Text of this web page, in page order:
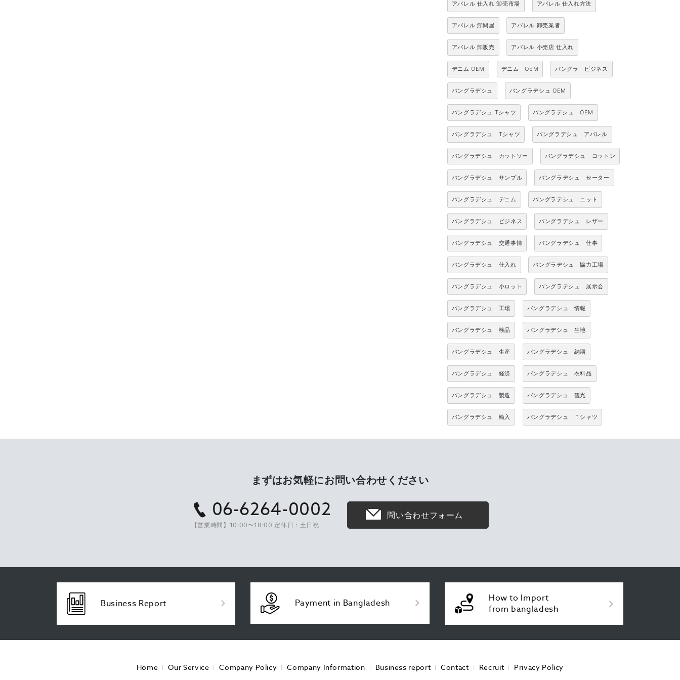
アパレル 仕入れ 卸売市場 アパレル 仕入れ方法
アパレル 卸問屋 アパレル 卸売業者
アパレル 卸販売 アパレル 小売店 仕入れ
デニム OEM デニム OEM バングラ ビジネス
バングラデシュ バングラデシュ OEM
バングラデシュ Tシャツ バングラデシュ OEM
バングラデシュ Tシャツ バングラデシュ アパレル
バングラデシュ カットソー バングラデシュ コットン
バングラデシュ サンプル バングラデシュ セーター
バングラデシュ デニム バングラデシュ ニット
バングラデシュ ビジネス バングラデシュ レザー
バングラデシュ 交通事情 バングラデシュ 仕事
バングラデシュ 仕入れ バングラデシュ 協力工場
バングラデシュ 小ロット バングラデシュ 展示会
バングラデシュ 工場 バングラデシュ 情報
バングラデシュ 検品 バングラデシュ 生地
バングラデシュ 生産 バングラデシュ 納期
バングラデシュ 経済 バングラデシュ 衣料品
バングラデシュ 製造 バングラデシュ 観光
バングラデシュ 輸入 バングラデシュ Ｔシャツ
まずはお気軽にお問い合わせください
06-6264-0002
【営業時間】10:00〜18:00 定休日：土日祝
問い合わせフォーム
Business Report Payment in Bangladesh
How to Import
from bangladesh
Home Our Service Company Policy Company Information Business report Contact Recruit Privacy Policy